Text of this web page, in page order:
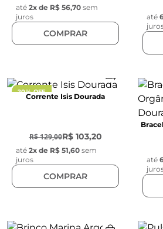
até 2x de R$ 56,70 sem
juros
COMPRAR
até
20% OFF
Corrente Isis Dourada
R$ 129,00R$ 103,20
até 2x de R$ 51,60 sem
juros
COMPRAR
até